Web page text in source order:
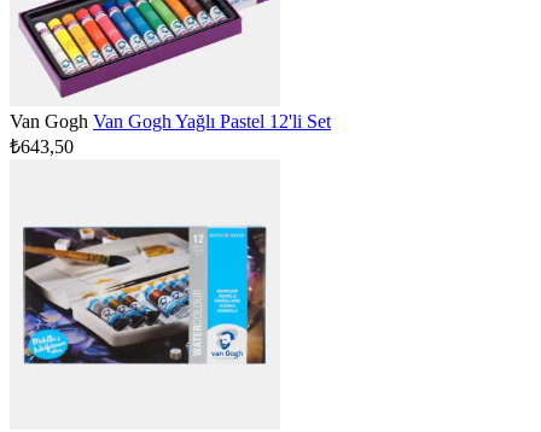
Van Gogh Van Gogh Yağlı Pastel 12'li Set
₺643,50